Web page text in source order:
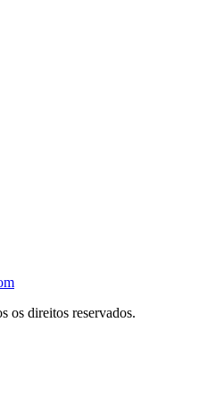
os direitos reservados.